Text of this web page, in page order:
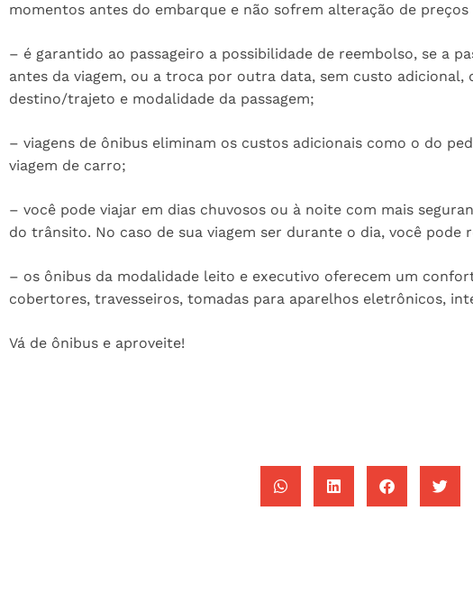
momentos antes do embarque e não sofrem alteração de preços
– é garantido ao passageiro a possibilidade de reembolso, se a
antes da viagem, ou a troca por outra data, sem custo adicional,
destino/trajeto e modalidade da passagem;
– viagens de ônibus eliminam os custos adicionais como o do
viagem de carro;
– você pode viajar em dias chuvosos ou à noite com mais
do trânsito. No caso de sua viagem ser durante o dia, você pode
– os ônibus da modalidade leito e executivo oferecem um
cobertores, travesseiros, tomadas para aparelhos eletrônicos,
Vá de ônibus e aproveite!